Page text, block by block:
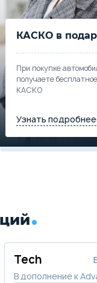
Расход топлива
40 000 ₽
КАСКО в
При покупке
получаете бесплатное
КАСКО
Узнать подробнее
Tech
В дополнение к